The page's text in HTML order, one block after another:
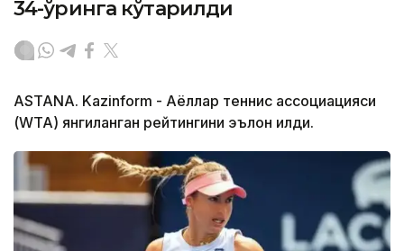
34-ўринга кўтарилди
ASTANA. Kazinform - Аёллар теннис ассоциацияси
(WТА) янгиланган рейтингини эълон қилди.